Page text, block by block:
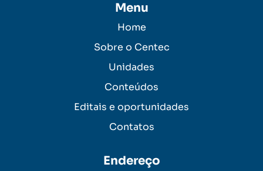
Menu
Home
Sobre o Centec
Unidades
Conteúdos
Editais e oportunidades
Contatos
Endereço